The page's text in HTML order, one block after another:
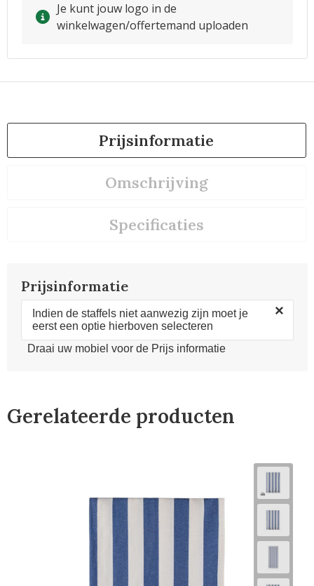
Je kunt jouw logo in de
winkelwagen/offertemand uploaden
Prijsinformatie
Omschrijving
Specificaties
Prijsinformatie
Indien de staffels niet aanwezig zijn moet je
eerst een optie hierboven selecteren
×
Draai uw mobiel voor de Prijs informatie
Gerelateerde producten